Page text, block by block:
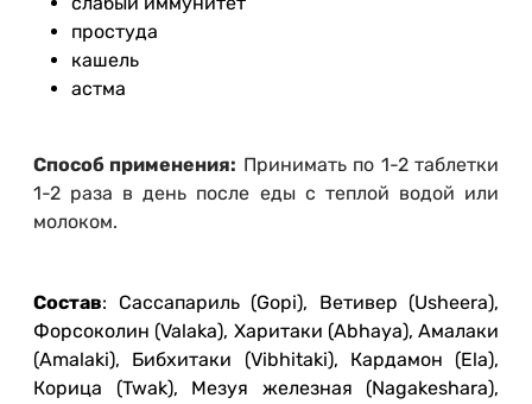
простуда
кашель
астма
Способ применения: Принимать по 1-2 таблетки
1-2 раза в день после еды с теплой водой или
молоком.
Состав: Сассапариль (Gopi), Ветивер (Usheera),
Форсоколин (Valaka), Харитаки (Abhaya), Амалаки
(Amalaki), Бибхитаки (Vibhitaki), Кардамон (Ela),
Корица (Twak), Мезуя железная (Nagakeshara),